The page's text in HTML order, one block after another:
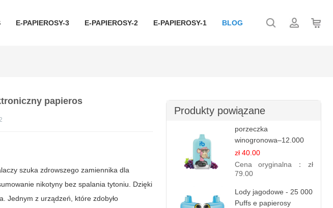
E-PAPIEROSY-3 E-PAPIEROSY-2 E-PAPIEROSY-1 BLOG
papieros
szuka zdrowszego zamiennika dla
nikotyny bez spalania tytoniu. Dzięki
Jednym z urządzeń, które zdobyło
Produkty powiązane
porzeczka
winogronowa–12.000
zaciągnięć - e
papierosy
zł 40.00
Cena oryginalna： zł
79.00
Lody jagodowe - 25 000
Puffs e papierosy